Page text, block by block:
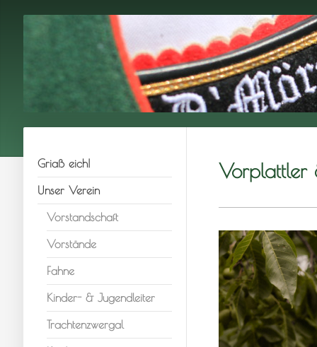
Griaß eich!
Unser Verein
Vorstandschaft
Vorstände
Fahne
Kinder- & Jugendleiter
Trachtenzwergal
Vorplattler